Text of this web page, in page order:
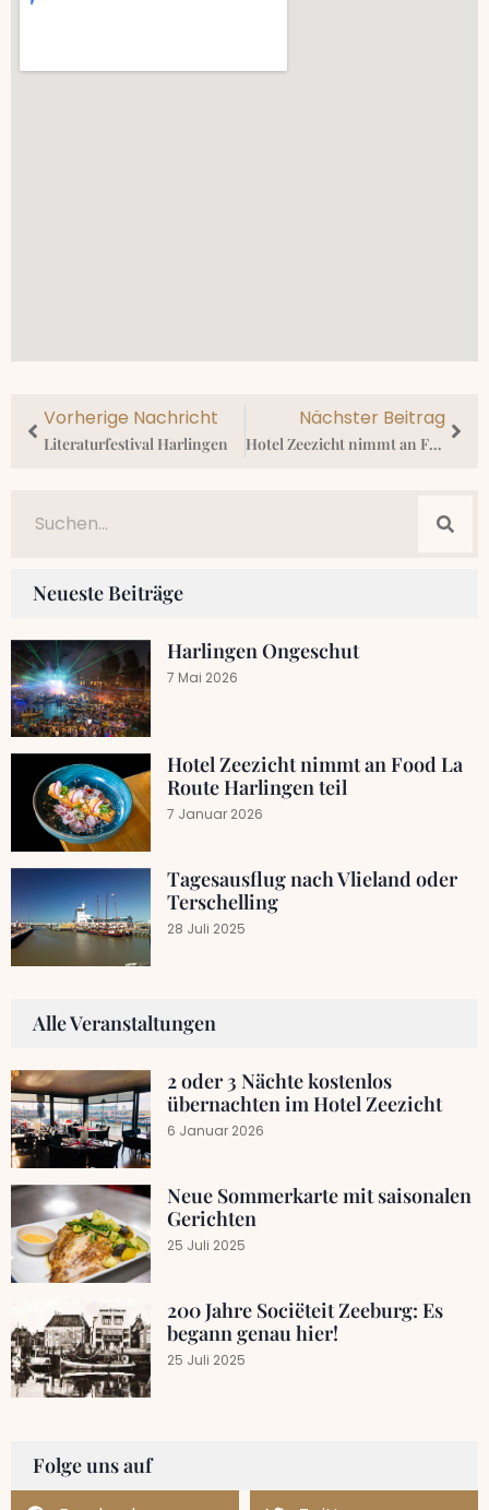
Vorherige Nachricht
Literaturfestival Harlingen
Nächster Beitrag
Hotel Zeezicht nimmt an Food La Route Harlingen teil
Neueste Beiträge
Harlingen Ongeschut
7 Mai 2026
Hotel Zeezicht nimmt an Food La
Route Harlingen teil
7 Januar 2026
Tagesausflug nach Vlieland oder
Terschelling
28 Juli 2025
Alle Veranstaltungen
2 oder 3 Nächte kostenlos
übernachten im Hotel Zeezicht
6 Januar 2026
Neue Sommerkarte mit saisonalen
Gerichten
25 Juli 2025
200 Jahre Sociëteit Zeeburg: Es
begann genau hier!
25 Juli 2025
Folge uns auf